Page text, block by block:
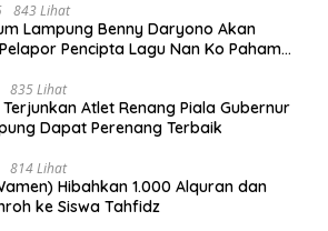
843 Lihat
Lampung Benny Daryono Akan
Pencipta Lagu Nan Ko Paham
835 Lihat
Terjunkan Atlet Renang Piala Gubernur
Dapat Perenang Terbaik
814 Lihat
Hibahkan 1.000 Alquran dan
ke Siswa Tahfidz